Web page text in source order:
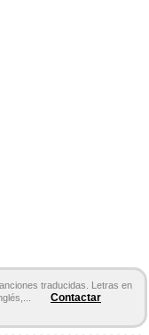
traducidas. Letras en
Contactar